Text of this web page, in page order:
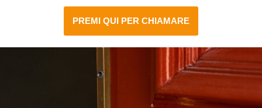
PREMI QUI PER CHIAMARE